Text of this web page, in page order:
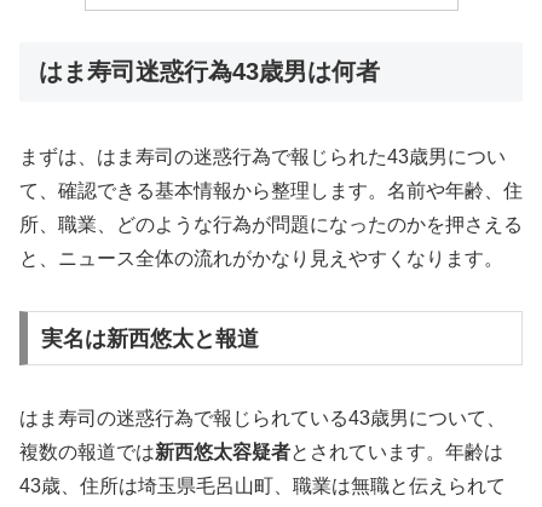
はま寿司迷惑行為43歳男は何者
まずは、はま寿司の迷惑行為で報じられた43歳男につい
て、確認できる基本情報から整理します。名前や年齢、住
所、職業、どのような行為が問題になったのかを押さえる
と、ニュース全体の流れがかなり見えやすくなります。
実名は新西悠太と報道
はま寿司の迷惑行為で報じられている43歳男について、
複数の報道では新西悠太容疑者とされています。年齢は
43歳、住所は埼玉県毛呂山町、職業は無職と伝えられて